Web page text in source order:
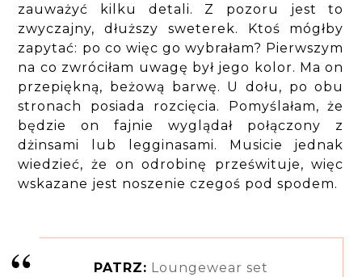
zauważyć kilku detali. Z pozoru jest to
zwyczajny, dłuższy sweterek. Ktoś mógłby
zapytać: po co więc go wybrałam? Pierwszym
na co zwróciłam uwagę był jego kolor. Ma on
przepiękną, beżową barwę. U dołu, po obu
stronach posiada rozcięcia. Pomyślałam, że
będzie on fajnie wyglądał połączony z
dżinsami lub legginasami. Musicie jednak
wiedzieć, że on odrobinę prześwituje, więc
wskazane jest noszenie czegoś pod spodem.
PATRZ: Loungewear set